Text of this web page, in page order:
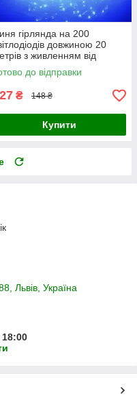
гірлянда на 200
довжиною 20
з живленням від
і USB
до відправки
₴ 148 ₴
Купити
Львів, Україна